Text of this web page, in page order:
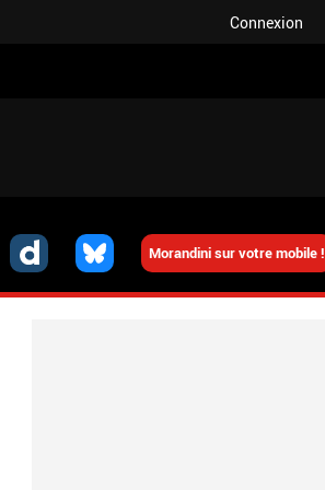
Connexion
Morandini sur votre mobile !